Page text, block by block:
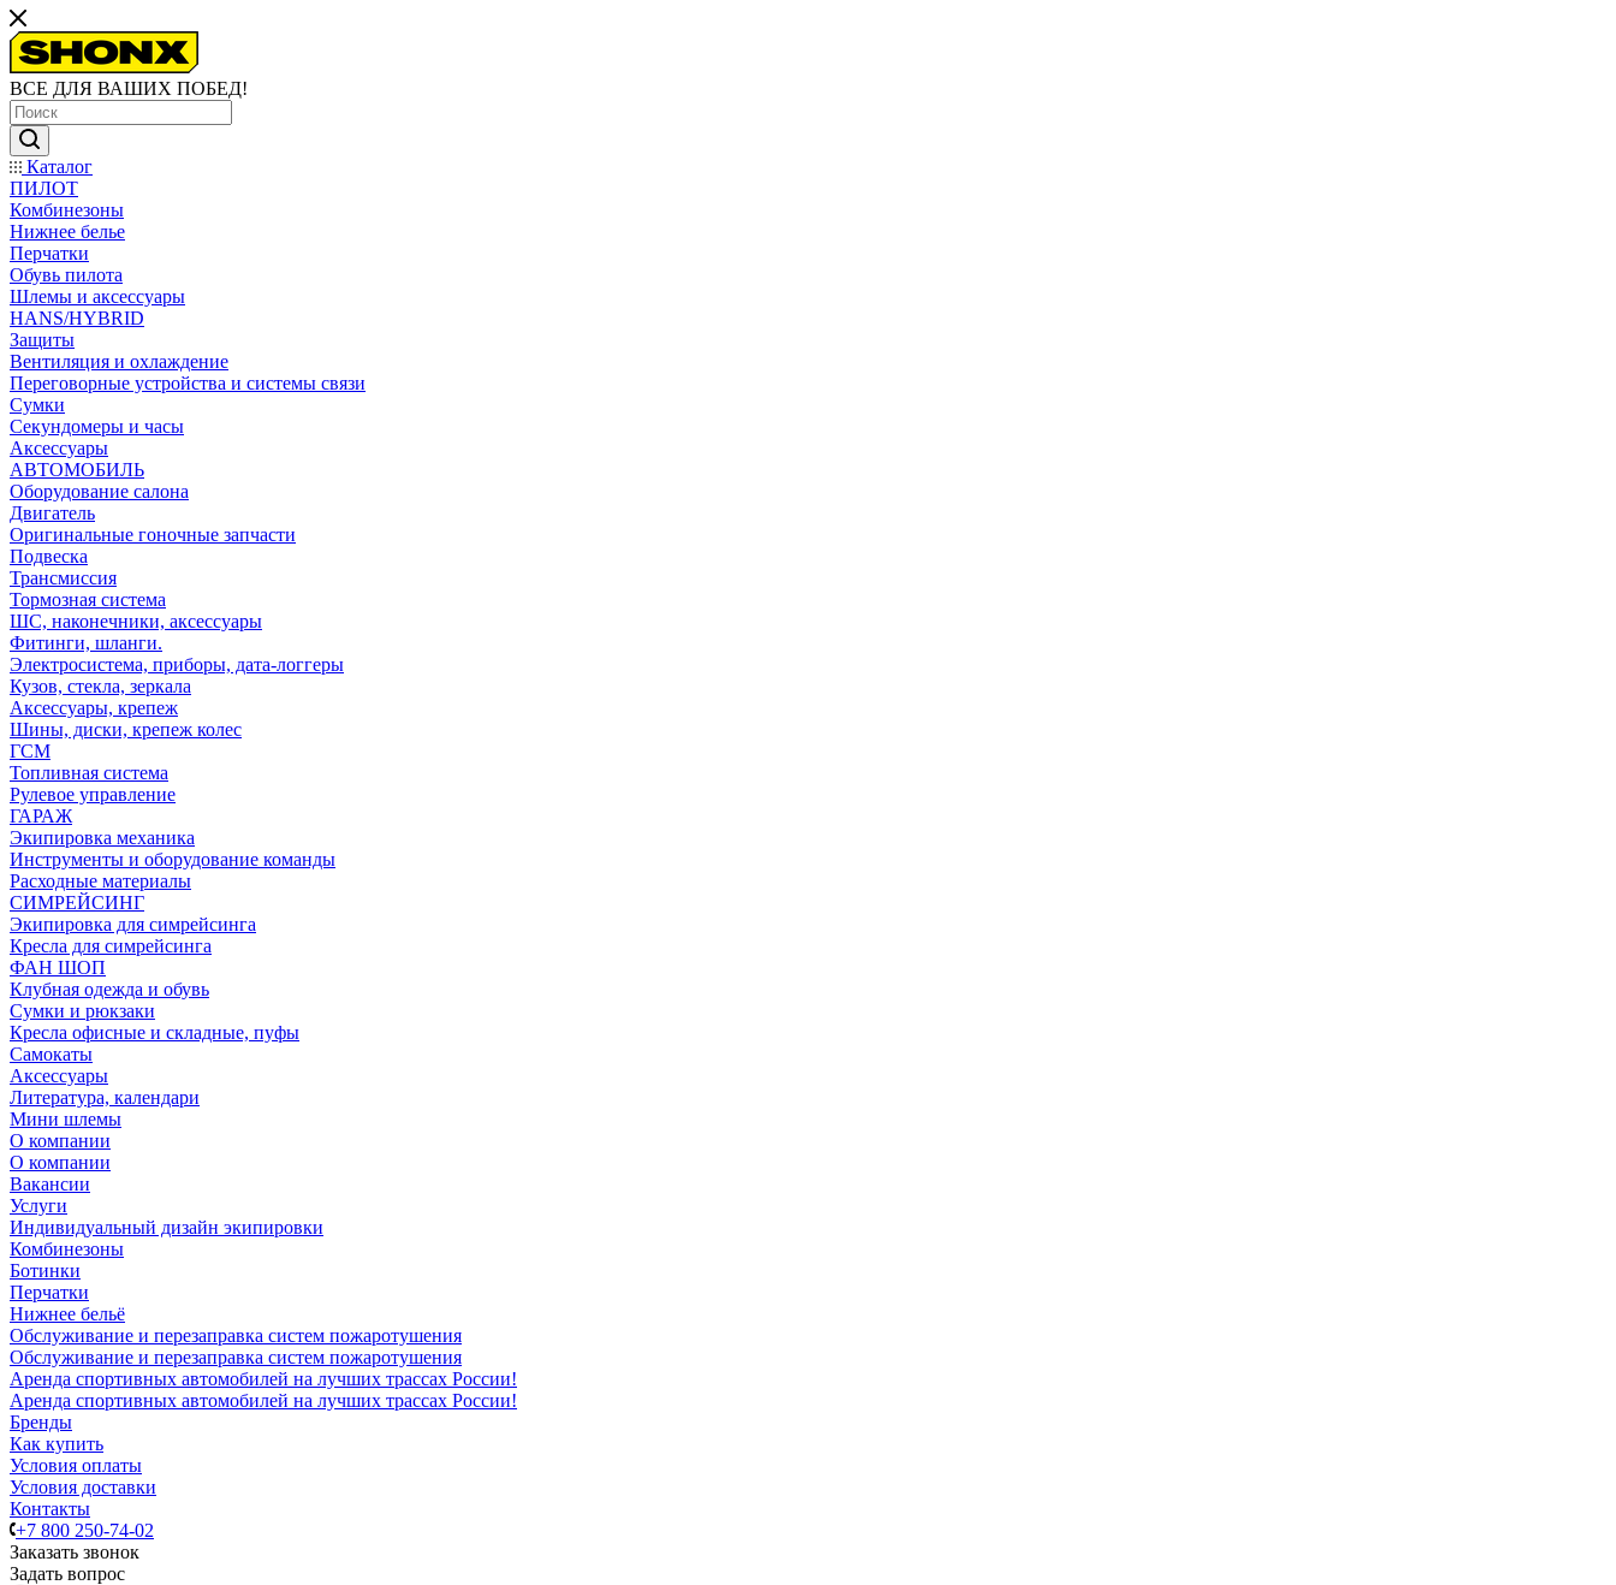
ВСЕ ДЛЯ ВАШИХ ПОБЕД!
Каталог
ПИЛОТ
Комбинезоны
Нижнее белье
Перчатки
Обувь пилота
Шлемы и аксессуары
HANS/HYBRID
Защиты
Вентиляция и охлаждение
Переговорные устройства и системы связи
Сумки
Секундомеры и часы
Аксессуары
АВТОМОБИЛЬ
Оборудование салона
Двигатель
Оригинальные гоночные запчасти
Подвеска
Трансмиссия
Тормозная система
ШС, наконечники, аксессуары
Фитинги, шланги.
Электросистема, приборы, дата-логгеры
Кузов, стекла, зеркала
Аксессуары, крепеж
Шины, диски, крепеж колес
ГСМ
Топливная система
Рулевое управление
ГАРАЖ
Экипировка механика
Инструменты и оборудование команды
Расходные материалы
СИМРЕЙСИНГ
Экипировка для симрейсинга
Кресла для симрейсинга
ФАН ШОП
Клубная одежда и обувь
Сумки и рюкзаки
Кресла офисные и складные, пуфы
Самокаты
Аксессуары
Литература, календари
Мини шлемы
О компании
О компании
Вакансии
Услуги
Индивидуальный дизайн экипировки
Комбинезоны
Ботинки
Перчатки
Нижнее бельё
Обслуживание и перезаправка систем пожаротушения
Обслуживание и перезаправка систем пожаротушения
Аренда спортивных автомобилей на лучших трассах России!
Аренда спортивных автомобилей на лучших трассах России!
Бренды
Как купить
Условия оплаты
Условия доставки
Контакты
+7 800 250-74-02
Заказать звонок
Задать вопрос